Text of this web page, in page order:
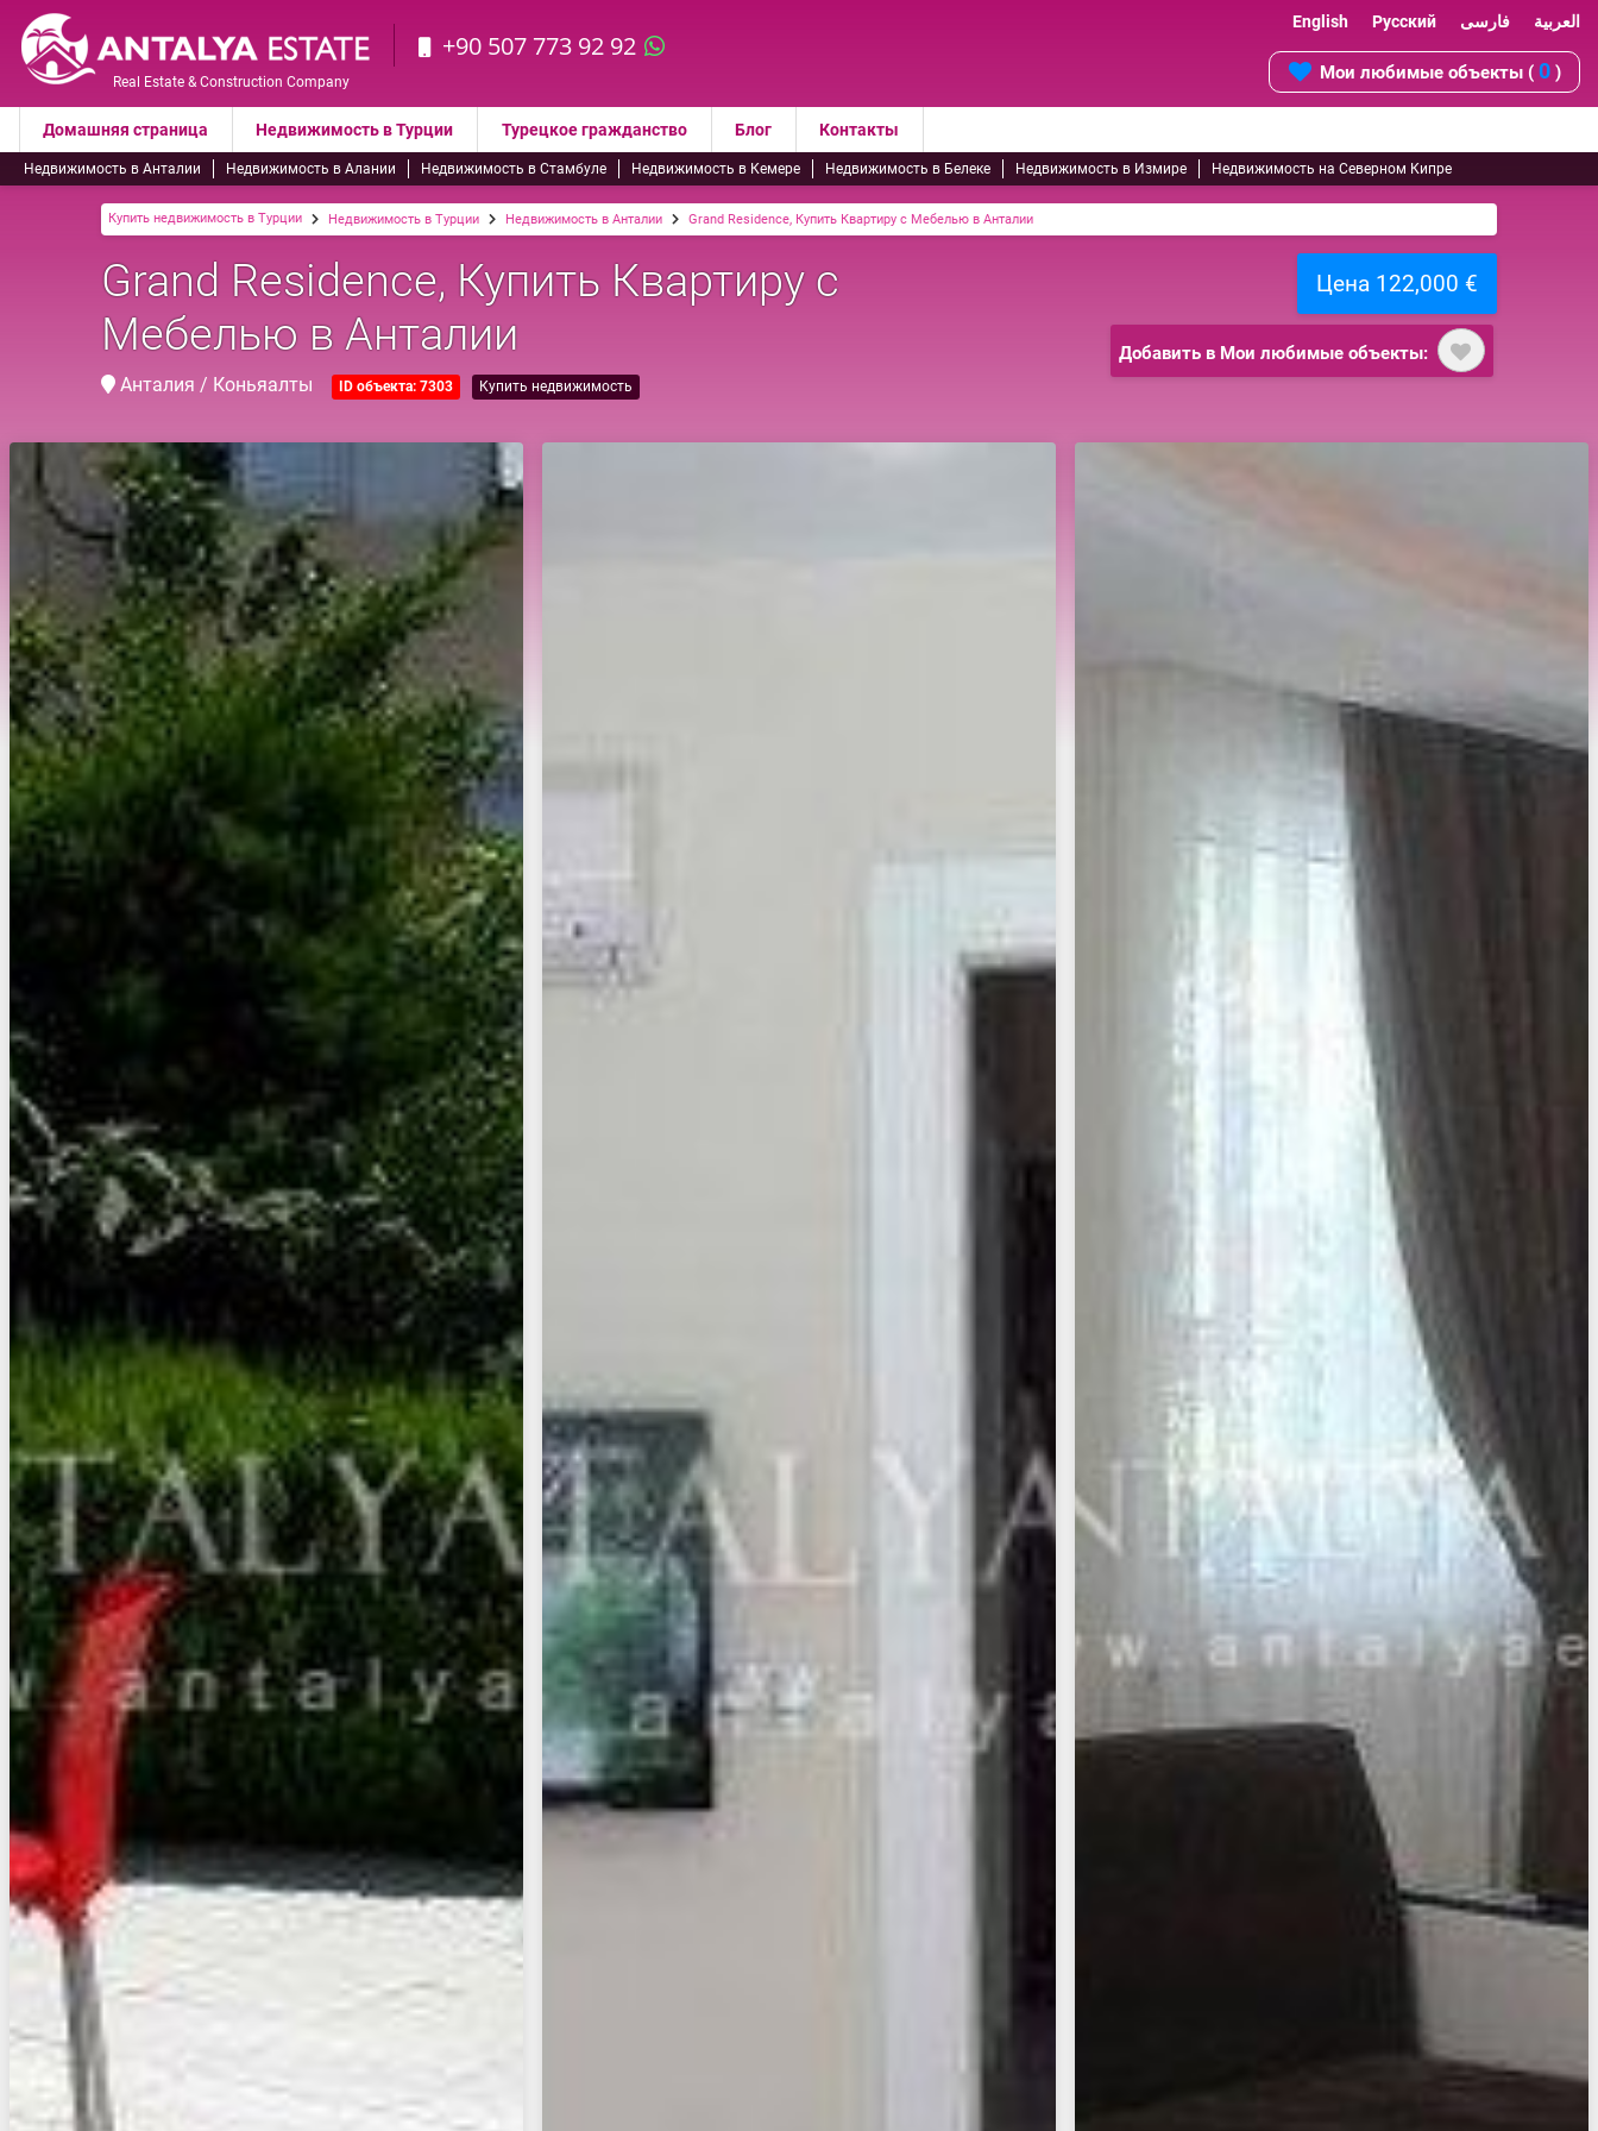
Real Estate & Construction Company
+90 507 773 92 92
English Русский فارسی العربية
Мои любимые объекты ( 0 )
Домашняя страница Недвижимость в Турции Турецкое гражданство Блог Контакты
Недвижимость в Анталии Недвижимость в Алании Недвижимость в Стамбуле Недвижимость в Кемере Недвижимость в Белеке Недвижимость в Измире Недвижимость на Северном Кипре
Купить недвижимость в Турции Недвижимость в Турции Недвижимость в Анталии Grand Residence, Купить Квартиру с Мебелью в Анталии
Grand Residence, Купить Квартиру с
Мебелью в Анталии
Анталия / Коньяалты ID объекта: 7303 Купить недвижимость
Цена 122,000 €
Добавить в Мои любимые объекты: